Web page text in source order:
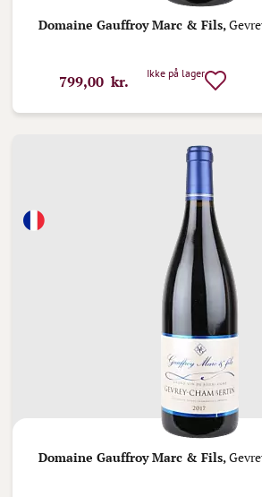
Domaine Gauffroy Marc & Fils,
799,00 kr. Ikke på lager
Domaine Gauffroy Marc & Fils,